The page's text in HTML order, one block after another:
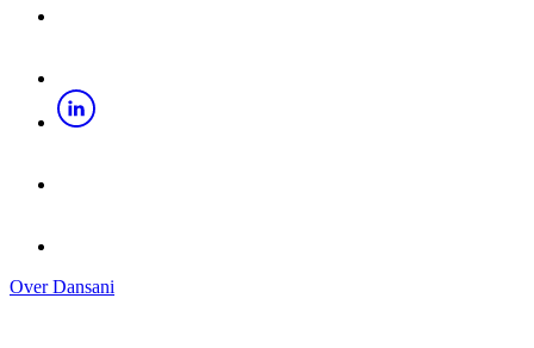
Over Dansani